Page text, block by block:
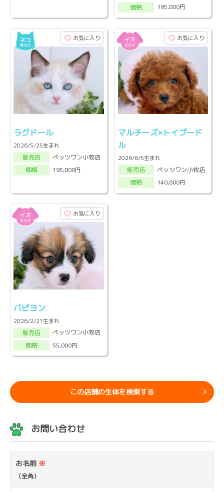
価格 195,800円
お気に入り
ラグドール
2026/5/25生まれ
販売店
ペッツワン小牧店
価格
195,800円
お気に入り
マルチーズ×トイプード
ル
2026/6/5生まれ
販売店
ペッツワン小牧店
価格
140,800円
お気に入り
パピヨン
2026/2/21生まれ
販売店
ペッツワン小牧店
価格
55,000円
この店舗の生体を検索する
お問い合わせ
お名前 ※
（全角）